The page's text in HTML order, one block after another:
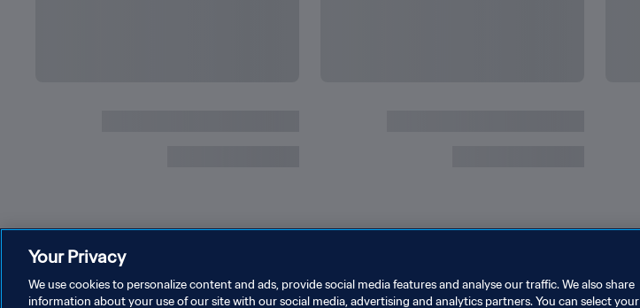
Your Privacy
We use cookies to personalize content and ads, provide social media features and analyse our traffic. We also share
information about your use of our site with our social media, advertising and analytics partners. You can select your